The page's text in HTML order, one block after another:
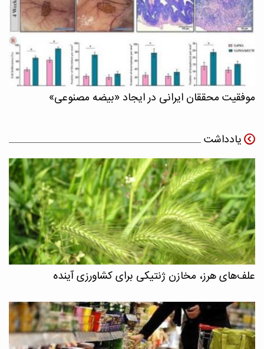
موفقیت محققان ایرانی در ایجاد «بیضه مصنوعی»
یادداشت
علف‌های هرز، مخازن ژنتیکی برای کشاورزی آینده